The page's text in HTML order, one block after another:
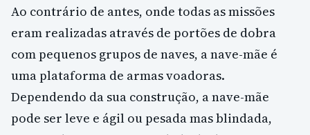
Ao contrário de antes, onde todas as missões
eram realizadas através de portões de dobra
com pequenos grupos de naves, a nave-mãe é
uma plataforma de armas voadoras.
Dependendo da sua construção, a nave-mãe
pode ser leve e ágil ou pesada mas blindada,